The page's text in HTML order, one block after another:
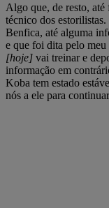
Algo que, de resto,
técnico dos
Benfica, até alguma
e que foi dita pelo
[hoje] vai treinar e
informação em
Koba tem estado
nós a ele para